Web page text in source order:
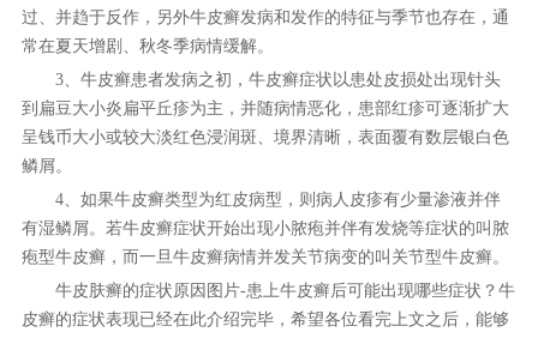
过、并趋于反作，另外牛皮癣发病和发作的特征与季节也存在，通
常在夏天增剧、秋冬季病情缓解。
3、牛皮癣患者发病之初，牛皮癣症状以患处皮损处出现针头
到扁豆大小炎扁平丘疹为主，并随病情恶化，患部红疹可逐渐扩大
呈钱币大小或较大淡红色浸润斑、境界清晰，表面覆有数层银白色
鳞屑。
4、如果牛皮癣类型为红皮病型，则病人皮疹有少量渗液并伴
有湿鳞屑。若牛皮癣症状开始出现小脓疱并伴有发烧等症状的叫脓
疱型牛皮癣，而一旦牛皮癣病情并发关节病变的叫关节型牛皮癣。
牛皮肤癣的症状原因图片-患上牛皮癣后可能出现哪些症状？牛
皮癣的症状表现已经在此介绍完毕，希望各位看完上文之后，能够